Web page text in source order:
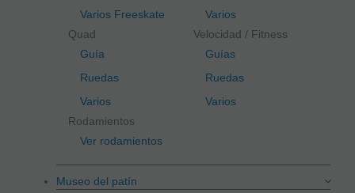
Varios Freeskate
Varios
Quad
Guía
Ruedas
Varios
Velocidad / Fitness
Guías
Ruedas
Varios
Rodamientos
Ver rodamientos
Museo del patín